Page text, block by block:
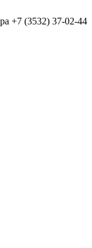
+7 (3532) 37-02-44